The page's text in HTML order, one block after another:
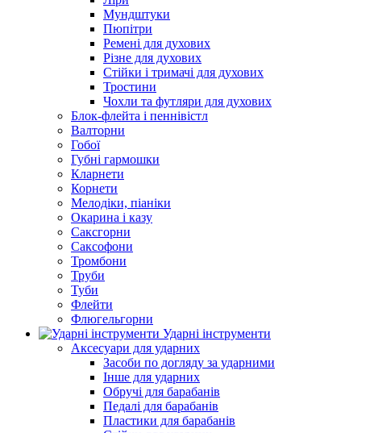
Мундштуки
Пюпітри
Ремені для духових
Різне для духових
Стійки і тримачі для духових
Тростини
Чохли та футляри для духових
Блок-флейта і пеннівістл
Валторни
Гобої
Губні гармошки
Кларнети
Корнети
Мелодіки, піаніки
Окарина і казу
Саксгорни
Саксофони
Тромбони
Труби
Туби
Флейти
Флюгельгорни
Ударні інструменти
Аксесуари для ударних
Засоби по догляду за ударними
Інше для ударних
Обручі для барабанів
Педалі для барабанів
Пластики для барабанів